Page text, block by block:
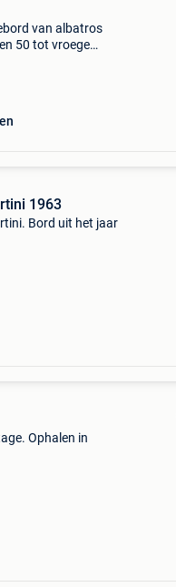
van albatros
50 tot vroege
1963
Bord uit het jaar
Ophalen in